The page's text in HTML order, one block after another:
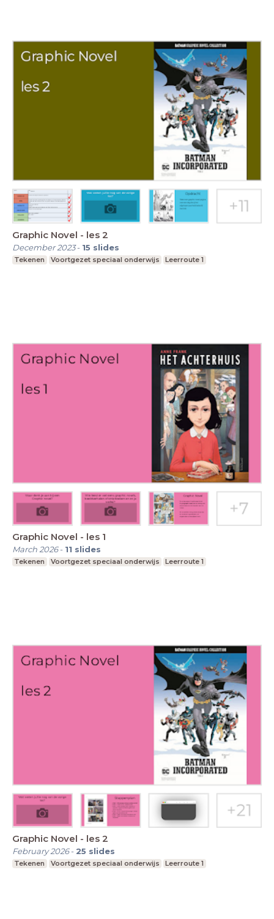
Graphic Novel - les 2
December 2023- 15 slides
Tekenen Voortgezet speciaal onderwijs Leerroute 1
Graphic Novel - les 1
March 2026- 11 slides
Tekenen Voortgezet speciaal onderwijs Leerroute 1
Graphic Novel - les 2
February 2026- 25 slides
Tekenen Voortgezet speciaal onderwijs Leerroute 1